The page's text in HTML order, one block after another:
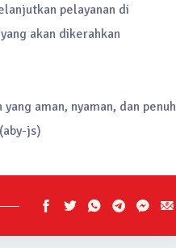
pelayanan di
akan dikerahkan
aman, nyaman, dan penuh
js)